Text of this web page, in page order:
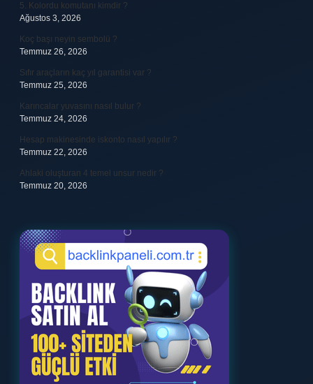
5. Kolordu komutanı kimdir ?
Ağustos 3, 2026
Koç başı neyin sembolü ?
Temmuz 26, 2026
Sıfır araçların kaç yıl garantisi var ?
Temmuz 25, 2026
Karıncalar yuvasını nasıl bulur ?
Temmuz 24, 2026
Hesap makinesinde iskonto nasıl yapılır ?
Temmuz 22, 2026
Ahlaki oluşturan 4 temel unsur nedir ?
Temmuz 20, 2026